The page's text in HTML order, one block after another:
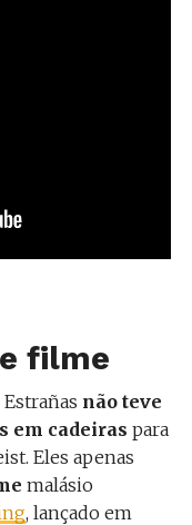
filme
não teve
em cadeiras para
Eles apenas
malásio
, lançado em